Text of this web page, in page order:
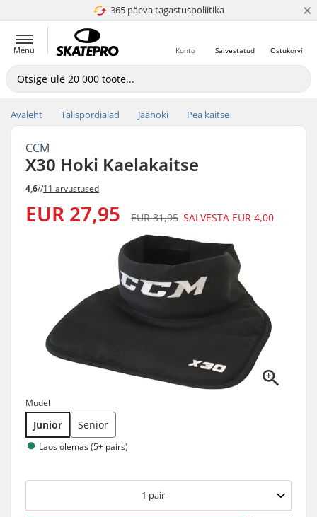
365 päeva tagastuspoliitika
4.8 paljaks 5 ×
Menu Ostukorvi
Salvestatud
Konto
Avaleht Talispordialad Jäähoki Pea kaitse
CCM
X30 Hoki Kaelakaitse
4,6//11 arvustused
EUR 27,95 EUR 31,95 SALVESTA EUR 4,00
Mudel
Junior Senior
Laos olemas (5+ pairs)
1 pair